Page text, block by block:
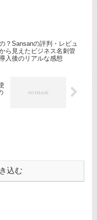
？Sansanの評判・レビュ
ら見えたビジネス名刺管
入後のリアルな感想
込む